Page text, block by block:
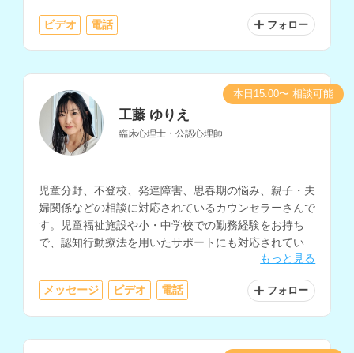
ビデオ 電話 フォロー
工藤 ゆりえ
臨床心理士・公認心理師
児童分野、不登校、発達障害、思春期の悩み、親子・夫
婦関係などの相談に対応されているカウンセラーさんで
す。児童福祉施設や小・中学校での勤務経験をお持ち
で、認知行動療法を用いたサポートにも対応されていま
もっと見る
メッセージ ビデオ 電話 フォロー
本日15:00〜 相談可能